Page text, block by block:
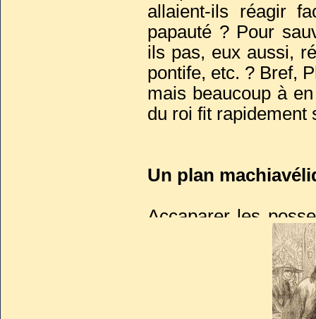
allaient-ils réagir
papauté ? Pour
ils pas, eux aussi,
pontife, etc. ? Bref,
mais beaucoup à
du roi fit rapidement
Un plan
Accaparer les
propres dettes et
séduisante.
de leur
mais avec